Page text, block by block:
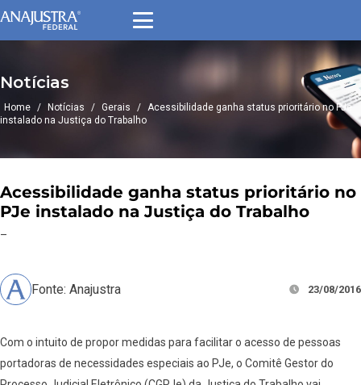
Notícias
Home / Notícias / Gerais / Acessibilidade ganha status prioritário no PJe
instalado na Justiça do Trabalho
Acessibilidade ganha status prioritário no
PJe instalado na Justiça do Trabalho
–
Fonte: Anajustra 23/08/2016
Com o intuito de propor medidas para facilitar o acesso de pessoas
portadoras de necessidades especiais ao PJe, o Comitê Gestor do